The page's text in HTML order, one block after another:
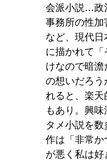
会派小説…政
事務所の性加
など、現代日
に描かれて「
けなので暗澹
の想いだろう
れると、楽天
もあり。興
タメ小説を
作は「非常か
が悪く私は好